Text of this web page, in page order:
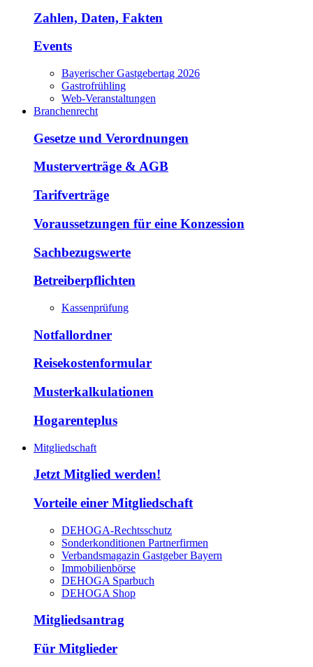
Zahlen, Daten, Fakten
Events
Bayerischer Gastgebertag 2026
Gastrofrühling
Web-Veranstaltungen
Branchenrecht
Gesetze und Verordnungen
Musterverträge & AGB
Tarifverträge
Voraussetzungen für eine Konzession
Sachbezugswerte
Betreiberpflichten
Kassenprüfung
Notfallordner
Reisekostenformular
Musterkalkulationen
Hogarenteplus
Mitgliedschaft
Jetzt Mitglied werden!
Vorteile einer Mitgliedschaft
DEHOGA-Rechtsschutz
Sonderkonditionen Partnerfirmen
Verbandsmagazin Gastgeber Bayern
Immobilienbörse
DEHOGA Sparbuch
DEHOGA Shop
Mitgliedsantrag
Für Mitglieder